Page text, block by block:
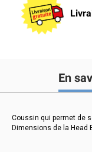
En
Coussin qui permet de
Dimensions de la Head